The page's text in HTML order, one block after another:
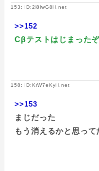
153: ID:2l8lwG8H.net
>>152
Cβテストはじまったぞ
158: ID:KrW7eKyH.net
>>153
まじだった
もう消えるかと思っ